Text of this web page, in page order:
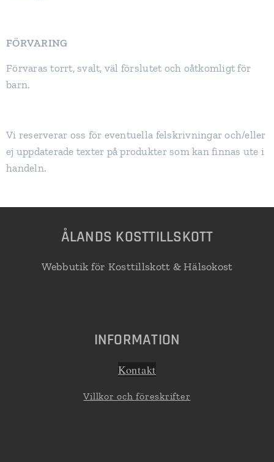
FÖRVARING
Förvaras torrt, svalt, väl förslutet och oåtkomligt för
barn.
Vi reserverar oss för eventuella felskrivningar och/eller
ej uppdaterade texter på produkter som kan finnas ute i
handeln.
ÅLANDS KOSTTILLSKOTT
Webbutik för Kosttillskott & Hälsokost
INFORMATION
Kontakt
Villkor och föreskrifter